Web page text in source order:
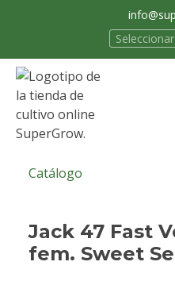
Catálogo
Jack 47 Fast
fem. Sweet